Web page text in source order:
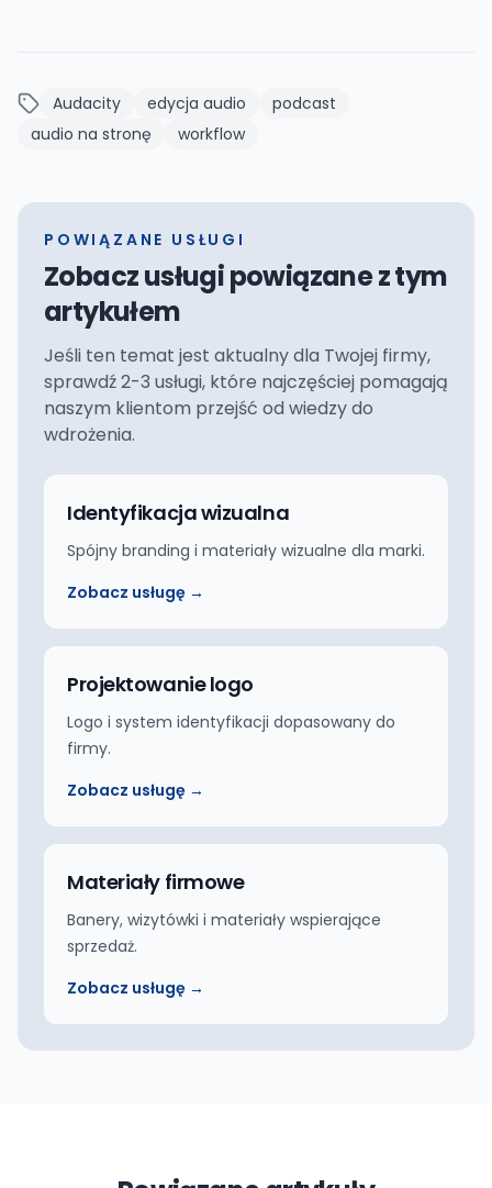
Audacity edycja audio
podcast
audio na stronę
workflow
POWIĄZANE USŁUGI
Zobacz usługi powiązane z tym
artykułem
Jeśli ten temat jest aktualny dla Twojej firmy,
sprawdź 2-3 usługi, które najczęściej pomagają
naszym klientom przejść od wiedzy do
wdrożenia.
Identyfikacja wizualna
Spójny branding i materiały wizualne dla marki.
Zobacz usługę →
Projektowanie logo
Logo i system identyfikacji dopasowany do
firmy.
Zobacz usługę →
Materiały firmowe
Banery, wizytówki i materiały wspierające
sprzedaż.
Zobacz usługę →